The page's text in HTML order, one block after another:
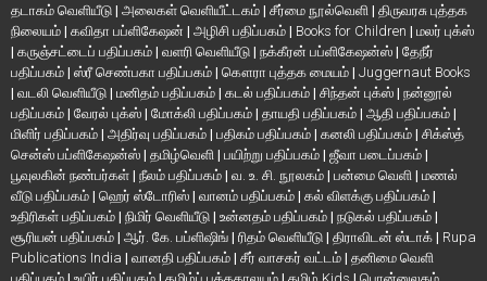
தடாகம் வெளியீடு | அலைகள் வெளியீட்டகம் | சீர்மை நூல்வெளி | திருவரசு புத்தக
நிலையம் | கவிதா பப்ளிகேஷன் | அழிசி பதிப்பகம் | Books for Children | மலர் புக்ஸ்
| கருஞ்சட்டைப் பதிப்பகம் | வளரி வெளியீடு | நக்கீரன் பப்ளிகேஷன்ஸ் | தேநீர்
பதிப்பகம் | ஸ்ரீ செண்பகா பதிப்பகம் | கௌரா புத்தக மையம் | Juggernaut Books
| வடலி வெளியீடு | மனிதம் பதிப்பகம் | கடல் பதிப்பகம் | சிந்தன் புக்ஸ் | நன்னூல்
பதிப்பகம் | வேரல் புக்ஸ் | மோக்லி பதிப்பகம் | தாயதி பதிப்பகம் | ஆதி பதிப்பகம் |
மிளிர் பதிப்பகம் | அதிர்வு பதிப்பகம் | பதிகம் பதிப்பகம் | கனலி பதிப்பகம் | சிக்ஸ்த்
சென்ஸ் பப்ளிகேஷன்ஸ் | தமிழ்வெளி | பயிற்று பதிப்பகம் | ஜீவா படைப்பகம் |
பூவுலகின் நண்பர்கள் | நீலம் பதிப்பகம் | வ. உ. சி. நூலகம் | பன்மை வெளி | மணல்
வீடு பதிப்பகம் | ஹெர் ஸ்டோரிஸ் | வானம் பதிப்பகம் | கல் விளக்கு பதிப்பகம் |
உதிரிகள் பதிப்பகம் | நிமிர் வெளியீடு | உன்னதம் பதிப்பகம் | நடுகல் பதிப்பகம் |
சூரியன் பதிப்பகம் | ஆர். கே. பப்ளிஷிங் | ரிதம் வெளியீடு | திராவிடன் ஸ்டாக் | Rupa
Publications India | வானதி பதிப்பகம் | சீர் வாசகர் வட்டம் | தனிமை வெளி